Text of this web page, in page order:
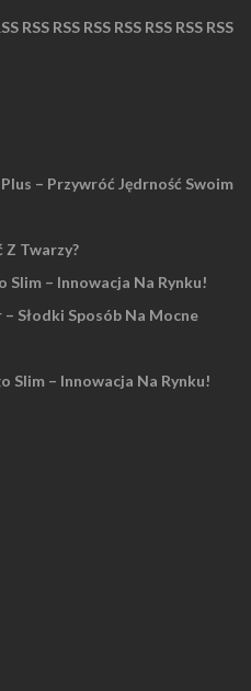
RSS RSS RSS RSS RSS RSS RSS
– Przywróć Jędrność Swoim
Z Twarzy?
Slim – Innowacja Na Rynku!
Słodki Sposób Na Mocne
Slim – Innowacja Na Rynku!